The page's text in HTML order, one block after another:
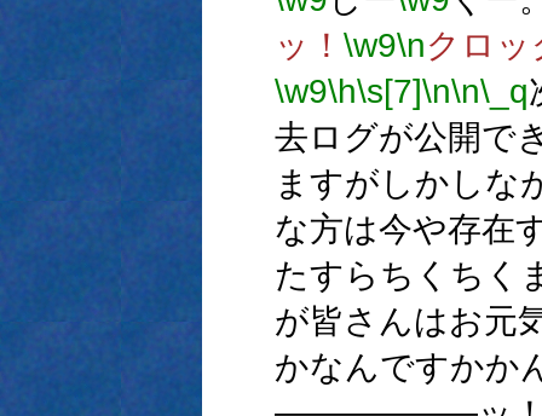
ッ！ \w9\nクロッ
\w9\h\s[7]\n\n\_q
去ログが公開で
ますがしかしな
な方は今や存在
たすらちくちく
が皆さんはお元
かなんですかか